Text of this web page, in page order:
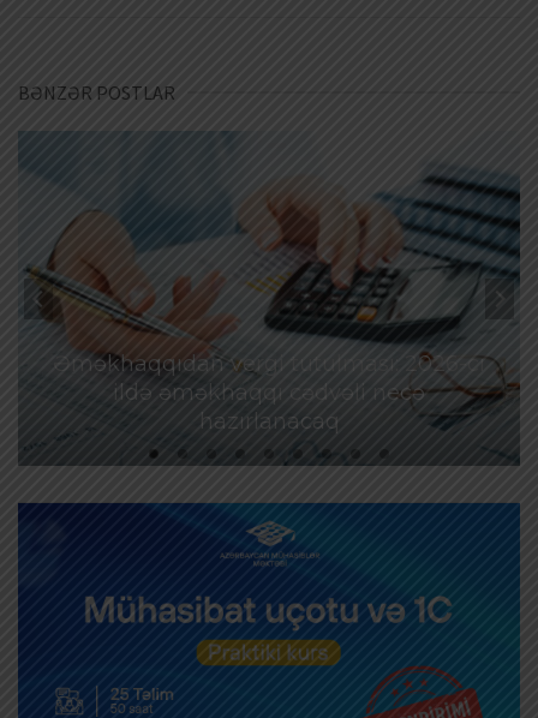
BƏNZƏR POSTLAR
Əməkhaqqıdan vergi tutulması: 2026-cı
ildə əməkhaqqı cədvəli necə
hazırlanacaq